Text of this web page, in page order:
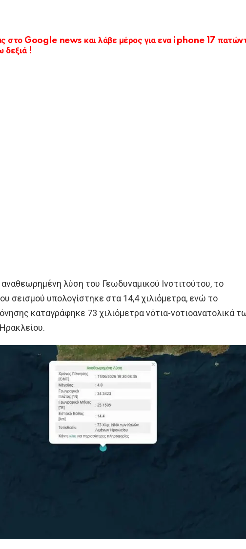
στο Google news και λάβε μέρος για ενα iphone 17
δεξιά !
λύση του Γεωδυναμικού Ινστιτούτου, το
σεισμού υπολογίστηκε στα 14,4 χιλιόμετρα, ενώ το
καταγράφηκε 73 χιλιόμετρα νότια-νοτιοανατολικά